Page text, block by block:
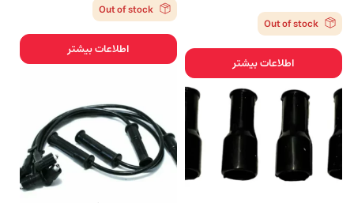
Out of stock
اطلاعات بیشتر
Out of stock
اطلاعات بیشتر